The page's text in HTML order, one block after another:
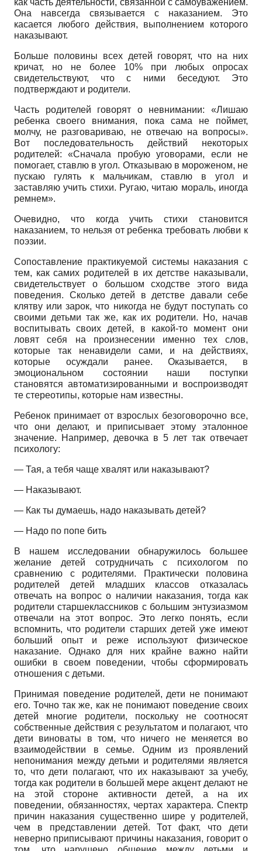
как часть деятельности, связанной с самоуважением.
Она навсегда связывается с наказанием. Это
касается любого действия, выполнением которого
наказывают.
Больше половины всех детей говорят, что на них
кричат, но не более 10% при любых опросах
свидетельствуют, что с ними беседуют. Это
подтверждают и родители.
Часть родителей говорят о невнимании: «Лишаю
ребенка своего внимания, пока сама не поймет,
молчу, не разговариваю, не отвечаю на вопросы».
Вот последовательность действий некоторых
родителей: «Сначала пробую уговорами, если не
помогает, ставлю в угол. Отказываю в мороженом, не
пускаю гулять к мальчикам, ставлю в угол и
заставляю учить стихи. Ругаю, читаю мораль, иногда
ремнем».
Очевидно, что когда учить стихи становится
наказанием, то нельзя от ребенка требовать любви к
поэзии.
Сопоставление практикуемой системы наказания с
тем, как самих родителей в их детстве наказывали,
свидетельствует о большом сходстве этого вида
поведения. Сколько детей в детстве давали себе
клятву или зарок, что никогда не будут поступать со
своими детьми так же, как их родители. Но, начав
воспитывать своих детей, в какой-то момент они
ловят себя на произнесении именно тех слов,
которые так ненавидели сами, и на действиях,
которые осуждали ранее. Оказывается, в
эмоциональном состоянии наши поступки
становятся автоматизированными и воспроизводят
те стереотипы, которые нам известны.
Ребенок принимает от взрослых безоговорочно все,
что они делают, и приписывает этому эталонное
значение. Например, девочка в 5 лет так отвечает
психологу:
— Тая, а тебя чаще хвалят или наказывают?
— Наказывают.
— Как ты думаешь, надо наказывать детей?
— Надо по попе бить
В нашем исследовании обнаружилось большее
желание детей сотрудничать с психологом по
сравнению с родителями. Практически половина
родителей детей младших классов отказалась
отвечать на вопрос о наличии наказания, тогда как
родители старшеклассников с большим энтузиазмом
отвечали на этот вопрос. Это легко понять, если
вспомнить, что родители старших детей уже имеют
больший опыт и реже используют физическое
наказание. Однако для них крайне важно найти
ошибки в своем поведении, чтобы сформировать
отношения с детьми.
Принимая поведение родителей, дети не понимают
его. Точно так же, как не понимают поведение своих
детей многие родители, поскольку не соотносят
собственные действия с результатом и полагают, что
дети виноваты в том, что ничего не меняется во
взаимодействии в семье. Одним из проявлений
непонимания между детьми и родителями является
то, что дети полагают, что их наказывают за учебу,
тогда как родители в большей мере акцент делают не
на этой стороне активности детей, а на их
поведении, обязанностях, чертах характера. Спектр
причин наказания существенно шире у родителей,
чем в представлении детей. Тот факт, что дети
неверно приписывают причины наказания, говорит о